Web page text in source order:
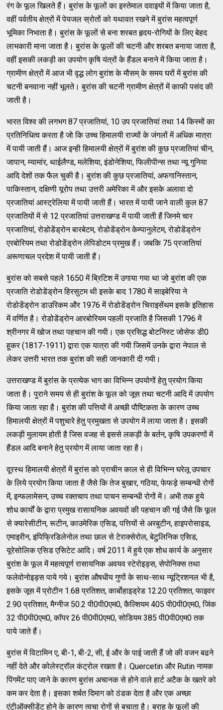
रंग के फूल खिलते हैं। बुरांस के फूलों का इस्तेमाल दवाइयों में किया जाता है,
वहीं पर्वतीय क्षेत्रों में पेयजल स्रोतों को यथावत रखने में बुरांस महत्वपूर्ण
भूमिका निभाता है। बुरांस के फूलों से बना शरबत हृदय-रोगियों के लिए बेहद
लाभकारी माना जाता है। बुरांस के फूलों की चटनी और शरबत बनाया जाता है,
वहीं इसकी लकड़ी का उपयोग कृषि यंत्रों के हैंडल बनाने में किया जाता है।
ग्रामीण क्षेत्रों में आज भी वृद्ध लोग बुरांश के मौसम् के समय घरों में बुरांस की
चटनी बनवाना नहीं भूलते। बुरांस की चटनी ग्रामीण क्षेत्रों में काफी पसंद की
जाती है।
भारत विश्व की लगभग 87 प्रजातियां, 10 उप प्रजातियां तथा 14 किस्मों का
प्रतिनिधित्व करता है जो कि उच्च हिमालयी राज्यों के जंगलों में अधिक मात्रा
में पायी जाती हैं। आज इन्ही हिमालयी क्षेत्रों में बुरांश की कुछ प्रजातियां चीन,
जापान, म्यामांर, थाईलैण्ड, मलेशिया, इंडोनेशिया, फिलीपीन्स तथा न्यू गुनिया
आदि देशों तक फैल चुकी है। बुरांश की कुछ प्रजातियां, अफगानिस्तान,
पाकिस्तान, दक्षिणी यूरोप तथा उत्तरी अमेरिका में और इसके अलावा दो
प्रजातियां आस्ट्रेलिया में पायी जाती हैं। भारत में पायी जाने वाली कुल 87
प्रजातियों में से 12 प्रजातियां उत्तराखण्ड में पायी जाती हैं जिनमे चार
प्रजातियां, रोडोडेंड्रोन बारबेटम, रोडोडेंड्रोन केम्पानुलेटम, रोडोडेंड्रोन
एरबोरियम तथा रोडोडेंड्रोन लेपिडोटम प्रमुख हैं। जबकि 75 प्रजातियां
अरूणाचल प्रदेश में पायी जाती हैं।
बुरांस को सबसे पहले 1650 में ब्रिटिश में उगाया गया था जो बुरांश की एक
प्रजाति रोडोडेंड्रोन हिरसुटम थी इसके बाद 1780 में साइबेरिया ने
रोडोडेंड्रोन डाउरिकम और 1976 में रोडोडेंड्रोन चिराइसेंथम इसके इतिहास
में वर्णित है। रोडोडेंड्रोन आरबोरियम पहली प्रजाति है जिसकी 1796 में
श्रीनगर में खोज तथा पहचान की गयी। एक प्रसिद्ध बोटनिस्ट जोसेफ डी0
हूकर (1817-1911) द्वारा एक यात्रा की गयी जिसमें उनके द्वारा नेपाल से
लेकर उत्तरी भारत तक बुरांश की सही जानकारी दी गयी।
उत्तराखण्ड में बुरांस के प्रत्येक भाग का विभिन्न उपयोगों हेतु प्रयोग किया
जाता है। पुराने समय से ही बुरांश के फूल को जूस तथा चटनी आदि में उपयोग
किया जाता रहा है। बुरांश की पत्तियों में अच्छी पौष्टिकता के कारण उच्च
हिमालयी क्षेत्रों में पशुचारे हेतु प्रमुखता से उपयोग में लाया जाता है। इसकी
लकड़ी मुलायम होती है जिस वजह से इससे लकड़ी के बर्तन, कृषि उपकरणों में
हैंडल आदि बनाने हेतु प्रयोग में लाया जाता रहा है।
दूरस्थ हिमालयी क्षेत्रों में बुरांस को प्राचीन काल से ही विभिन्न घरेलू उपचार
के लिये प्रयोग किया जाता है जैसे कि तेज बुखार, गठिया, फेफड़े सम्बन्धी रोगों
में, इन्फलामेसन, उच्च रक्तचाप तथा पाचन सम्बन्धी रोगों में। अभी तक हुये
शोध कार्यों के द्वारा प्रमुख रासायनिक अवयवों की पहचान की गई जैसे कि फूल
से क्यारेसीटीन, रूटीन, काउमेरिक एसिड, पत्तियों से अरबुटीन, हाइपरोसाइड,
एमाइरीन, इपिफ्रिडिलेनोल तथा छाल से टेराक्सेरोल, बेटुलिनिक एसिड,
यूरेसोलिक एसिड एसिटेट आदि। वर्ष 2011 में हुये एक शोध कार्य के अनुसार
बुरांश के फूल में महत्वपूर्ण रासायनिक अवयव स्टेरोइड्स, सेपोनिक्स तथा
फलेवोनोइड्स पाये गये। बुरांश औषधीय गुणों के साथ-साथ न्यूट्रिशनल भी है,
इसके जूस में प्रोटीन 1.68 प्रतिशत, कार्बोहाइड्रेड 12.20 प्रतिशत, फाइवर
2.90 प्रतिशत, मैग्नीज 50.2 पी0पी0एम0, कैल्शियम 405 पी0पी0एम0, जिंक
32 पी0पी0एम0, कॉपर 26 पी0पी0एम0, सोडियम 385 पी0पी0एम0 तक
पाये जाते हैं।
बुरांस में विटामिन ए, बी-1, बी-2, सी, ई और के पाई जाती हैं जो की वजन बढने
नहीं देते और कोलेस्ट्रॉल कंट्रोल रखता है। Quercetin और Rutin नामक
पिंगमेंट पाए जाने के कारण बुरांस अचानक से होने वाले हार्ट अटैक के खतरे को
कम कर देता है। इसका शर्बत दिमाग को ठंडक देता है और एक अच्छा
एंटीऑक्सीडेंट होने के कारण त्वचा रोगों से बचाता है। बराह के फूलों की